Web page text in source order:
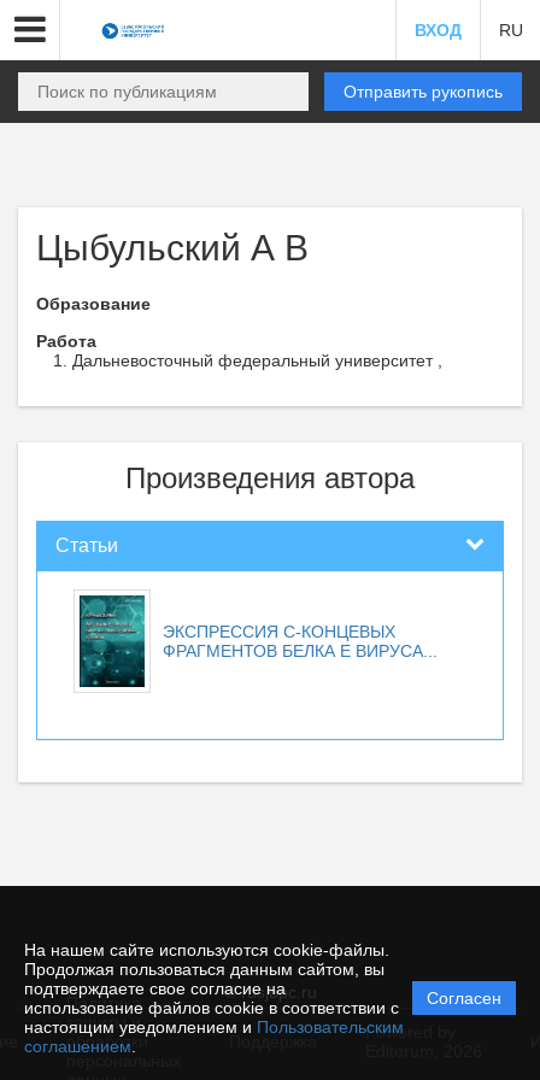
На нашем сайте используются cookie-файлы.
Продолжая пользоваться данным сайтом, вы
подтверждаете свое согласие на
использование файлов cookie в соответствии с
настоящим уведомлением и Пользовательским
соглашением
Согласен
ВХОД RU
Отправить рукопись
Цыбульский А В
Образование
Работа
Дальневосточный федеральный университет ,
Произведения автора
Статьи
ЭКСПРЕССИЯ С-КОНЦЕВЫХ
ФРАГМЕНТОВ БЕЛКА Е ВИРУСА...
© rusjbpc.ru
Политика
защиты и
обработки
Powered by